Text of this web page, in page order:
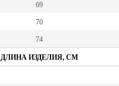
69
70
74
ДЛИНА ИЗДЕЛИЯ, СМ